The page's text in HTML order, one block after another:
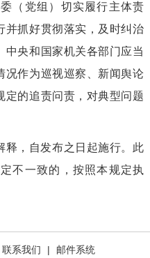
（党组）切实履行主体责
并抓好贯彻落实，及时纠治
中央和国家机关各部门应当
况作为巡视巡察、新闻舆论
定的追责问责，对典型问题
，自发布之日起施行。此
不一致的，按照本规定执
联系我们 | 邮件系统